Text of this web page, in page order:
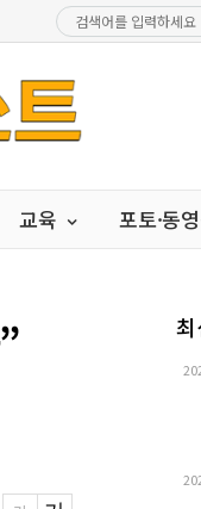
교육 포토·동